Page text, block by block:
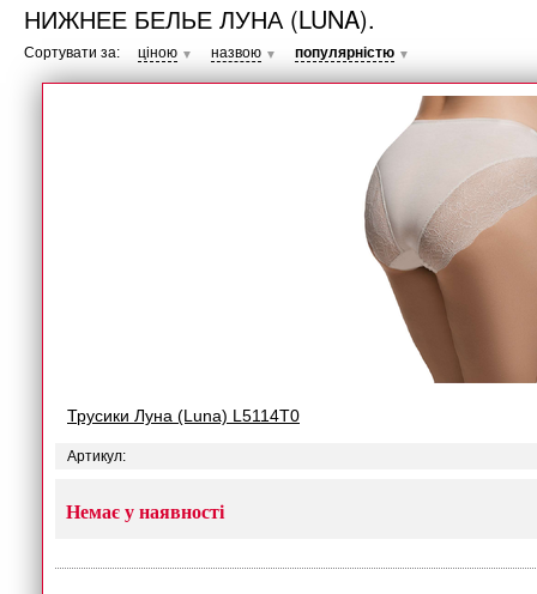
НИЖНЕЕ БЕЛЬЕ ЛУНА (LUNA).
Сортувати за: ціною ▼ назвою ▼ популярністю ▼
Трусики Луна (Luna) L5114T0
Артикул:
Немає у наявності